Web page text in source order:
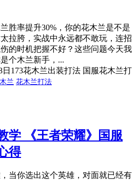
胜率提升30%，你的花木兰是不是
拉胯，实战中永远都不敢玩，连招
的时机把握不好？这些问题今天我
个木兰新手，...
日 173花木兰出装打法 国服花木兰打
兰 花木兰打法
学 《王者荣耀》国服
得
当你选出这个英雄，对面就已经有